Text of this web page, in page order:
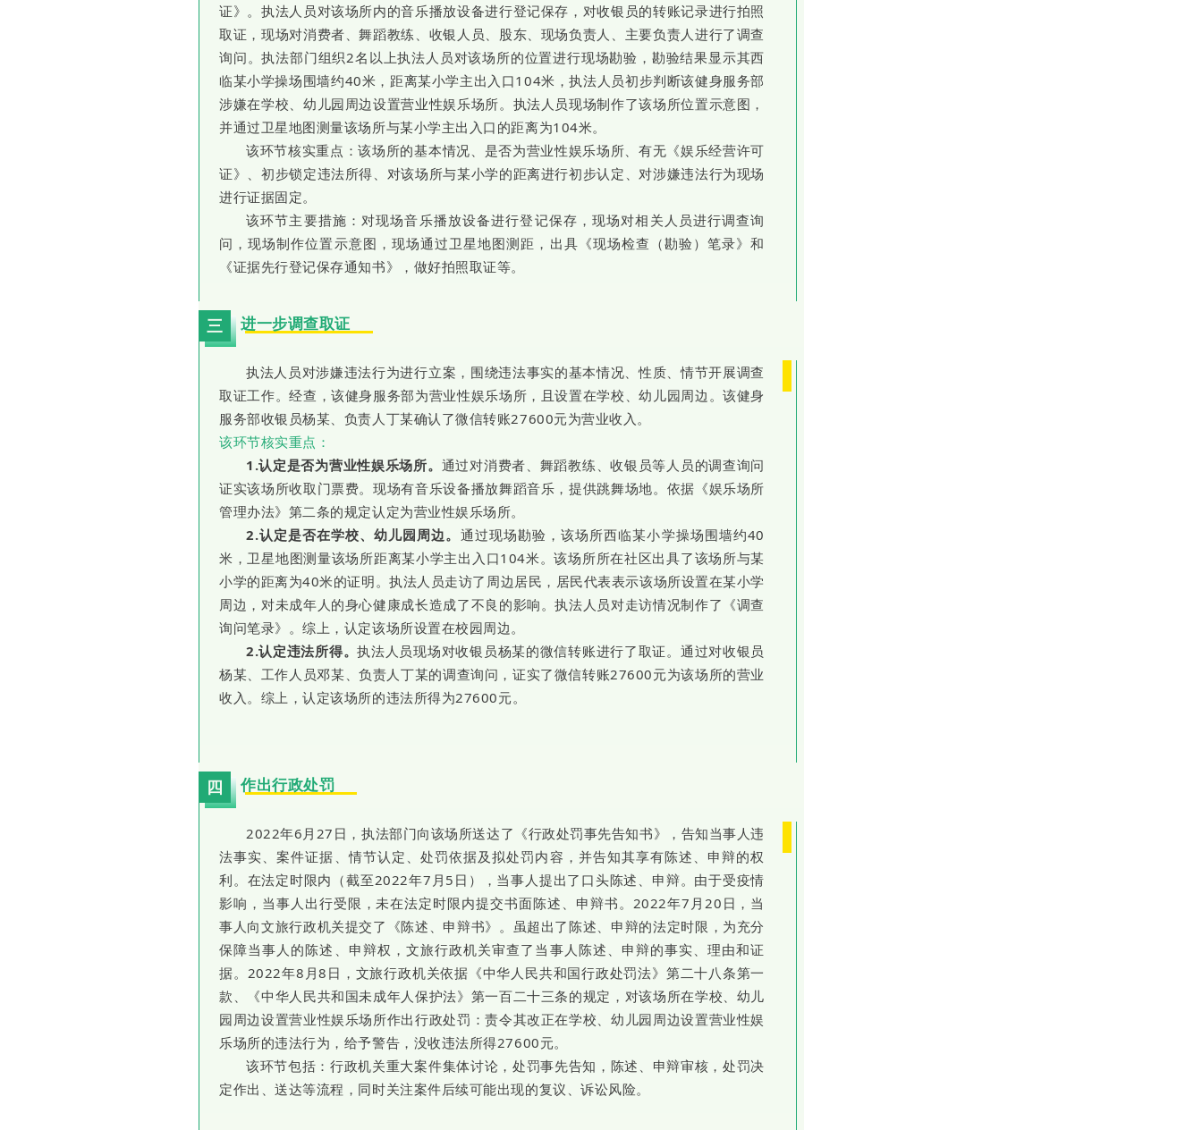
证》。执法人员对该场所内的音乐播放设备进行登记保存，对收银员的转账记录进行拍照
取证，现场对消费者、舞蹈教练、收银人员、股东、现场负责人、主要负责人进行了调查
询问。执法部门组织2名以上执法人员对该场所的位置进行现场勘验，勘验结果显示其西
临某小学操场围墙约40米，距离某小学主出入口104米，执法人员初步判断该健身服务部
涉嫌在学校、幼儿园周边设置营业性娱乐场所。执法人员现场制作了该场所位置示意图，
并通过卫星地图测量该场所与某小学主出入口的距离为104米。
该环节核实重点：该场所的基本情况、是否为营业性娱乐场所、有无《娱乐经营许可
证》、初步锁定违法所得、对该场所与某小学的距离进行初步认定、对涉嫌违法行为现场
进行证据固定。
该环节主要措施：对现场音乐播放设备进行登记保存，现场对相关人员进行调查询
问，现场制作位置示意图，现场通过卫星地图测距，出具《现场检查（勘验）笔录》和
《证据先行登记保存通知书》，做好拍照取证等。
三 进一步调查取证
执法人员对涉嫌违法行为进行立案，围绕违法事实的基本情况、性质、情节开展调查
取证工作。经查，该健身服务部为营业性娱乐场所，且设置在学校、幼儿园周边。该健身
服务部收银员杨某、负责人丁某确认了微信转账27600元为营业收入。
该环节核实重点：
1.认定是否为营业性娱乐场所。 通过对消费者、舞蹈教练、收银员等人员的调查询问
证实该场所收取门票费。现场有音乐设备播放舞蹈音乐，提供跳舞场地。依据《娱乐场所
管理办法》第二条的规定认定为营业性娱乐场所。
2.认定是否在学校、幼儿园周边。 通过现场勘验，该场所西临某小学操场围墙约40
米，卫星地图测量该场所距离某小学主出入口104米。该场所所在社区出具了该场所与某
小学的距离为40米的证明。执法人员走访了周边居民，居民代表表示该场所设置在某小学
周边，对未成年人的身心健康成长造成了不良的影响。执法人员对走访情况制作了《调查
询问笔录》。综上，认定该场所设置在校园周边。
2.认定违法所得。执法人员现场对收银员杨某的微信转账进行了取证。通过对收银员
杨某、工作人员邓某、负责人丁某的调查询问，证实了微信转账27600元为该场所的营业
收入。综上，认定该场所的违法所得为27600元。
四 作出行政处罚
2022年6月27日，执法部门向该场所送达了《行政处罚事先告知书》，告知当事人违
法事实、案件证据、情节认定、处罚依据及拟处罚内容，并告知其享有陈述、申辩的权
利。在法定时限内（截至2022年7月5日），当事人提出了口头陈述、申辩。由于受疫情
影响，当事人出行受限，未在法定时限内提交书面陈述、申辩书。2022年7月20日，当
事人向文旅行政机关提交了《陈述、申辩书》。虽超出了陈述、申辩的法定时限，为充分
保障当事人的陈述、申辩权，文旅行政机关审查了当事人陈述、申辩的事实、理由和证
据。2022年8月8日，文旅行政机关依据《中华人民共和国行政处罚法》第二十八条第一
款、《中华人民共和国未成年人保护法》第一百二十三条的规定，对该场所在学校、幼儿
园周边设置营业性娱乐场所作出行政处罚：责令其改正在学校、幼儿园周边设置营业性娱
乐场所的违法行为，给予警告，没收违法所得27600元。
该环节包括：行政机关重大案件集体讨论，处罚事先告知，陈述、申辩审核，处罚决
定作出、送达等流程，同时关注案件后续可能出现的复议、诉讼风险。